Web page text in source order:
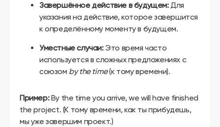
Завершённое действие в будущем:Для
указания на действие, которое завершится
к определённому моменту в будущем.
Уместные случаи:Это время часто
используется в сложных предложениях с
союзом by the time(к тому времени).
Пример:By the time you arrive, we will have finished
the project. (К тому времени, как ты прибудешь,
мы уже завершим проект.)